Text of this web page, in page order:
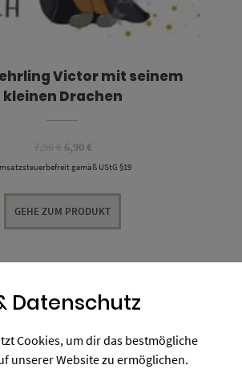
Victor mit seinem
kleinen Drachen
Ursprünglicher
Preis
war:
6,90€Aktueller
ist:
gemäß UStG §19
GEHE ZUM PRODUKT
Datenschutz
Cookies, um dir das bestmögliche
unserer Website zu ermöglichen.